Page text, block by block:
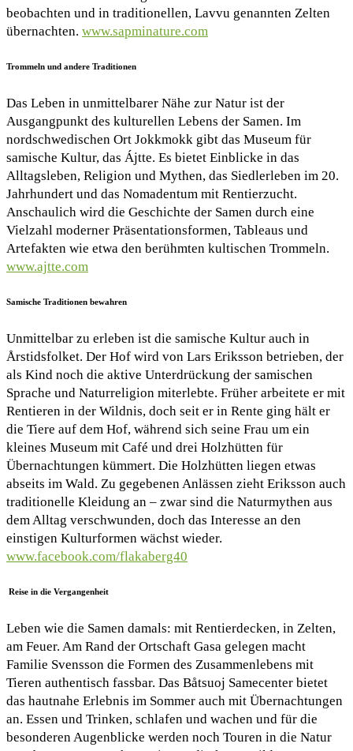
beobachten und in traditionellen, Lavvu genannten Zelten
übernachten. www.sapminature.com
Trommeln und andere Traditionen
Das Leben in unmittelbarer Nähe zur Natur ist der
Ausgangpunkt des kulturellen Lebens der Samen. Im
nordschwedischen Ort Jokkmokk gibt das Museum für
samische Kultur, das Ájtte. Es bietet Einblicke in das
Alltagsleben, Religion und Mythen, das Siedlerleben im 20.
Jahrhundert und das Nomadentum mit Rentierzucht.
Anschaulich wird die Geschichte der Samen durch eine
Vielzahl moderner Präsentationsformen, Tableaus und
Artefakten wie etwa den berühmten kultischen Trommeln.
www.ajtte.com
Samische Traditionen bewahren
Unmittelbar zu erleben ist die samische Kultur auch in
Årstidsfolket. Der Hof wird von Lars Eriksson betrieben, der
als Kind noch die aktive Unterdrückung der samischen
Sprache und Naturreligion miterlebte. Früher arbeitete er mit
Rentieren in der Wildnis, doch seit er in Rente ging hält er
die Tiere auf dem Hof, während sich seine Frau um ein
kleines Museum mit Café und drei Holzhütten für
Übernachtungen kümmert. Die Holzhütten liegen etwas
abseits im Wald. Zu gegebenen Anlässen zieht Eriksson auch
traditionelle Kleidung an – zwar sind die Naturmythen aus
dem Alltag verschwunden, doch das Interesse an den
einstigen Kulturformen wächst wieder.
www.facebook.com/flakaberg40
Reise in die Vergangenheit
Leben wie die Samen damals: mit Rentierdecken, in Zelten,
am Feuer. Am Rand der Ortschaft Gasa gelegen macht
Familie Svensson die Formen des Zusammenlebens mit
Tieren authentisch fassbar. Das Båtsuoj Samecenter bietet
das hautnahe Erlebnis im Sommer auch mit Übernachtungen
an. Essen und Trinken, schlafen und wachen und für die
besonderen Augenblicke werden noch Touren in die Natur